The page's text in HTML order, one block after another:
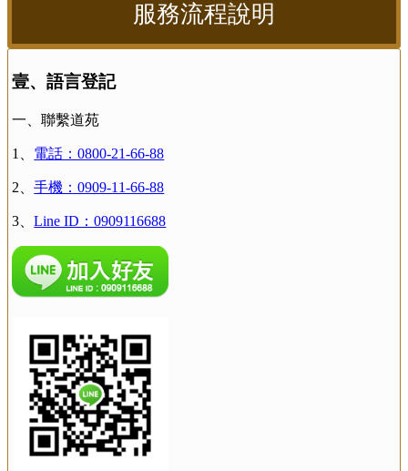
服務流程說明
壹、語言登記
一、聯繫道苑
1、 電話：0800-21-66-88
2、手機：0909-11-66-88
3、Line ID：0909116688